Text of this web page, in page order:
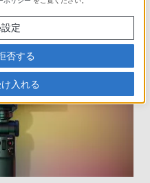
定
否する
入れる